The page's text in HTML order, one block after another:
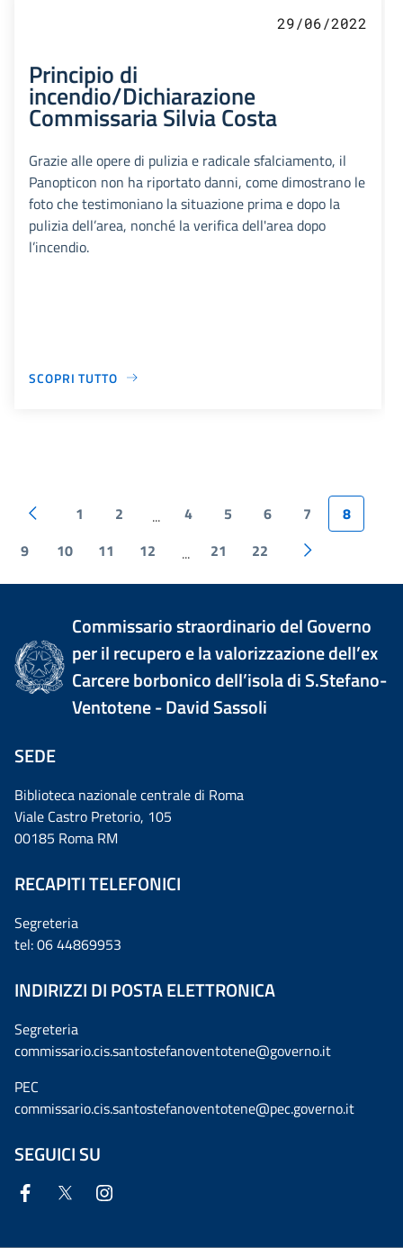
29/06/2022
Principio di
incendio/Dichiarazione
Commissaria Silvia Costa
Grazie alle opere di pulizia e radicale sfalciamento, il
Panopticon non ha riportato danni, come dimostrano le
foto che testimoniano la situazione prima e dopo la
pulizia dell’area, nonché la verifica dell'area dopo
l’incendio.
SCOPRI TUTTO
1 2 ... 4 5 6 7
8
9
10 11 12 ... 21 22
Commissario straordinario del Governo
per il recupero e la valorizzazione dell’ex
Carcere borbonico dell’isola di S.Stefano-
Ventotene - David Sassoli
SEDE
Biblioteca nazionale centrale di Roma
Viale Castro Pretorio, 105
00185 Roma RM
RECAPITI TELEFONICI
Segreteria
tel: 06 44869953
INDIRIZZI DI POSTA ELETTRONICA
Segreteria
commissario.cis.santostefanoventotene@governo.it
PEC
commissario.cis.santostefanoventotene@pec.governo.it
SEGUICI SU